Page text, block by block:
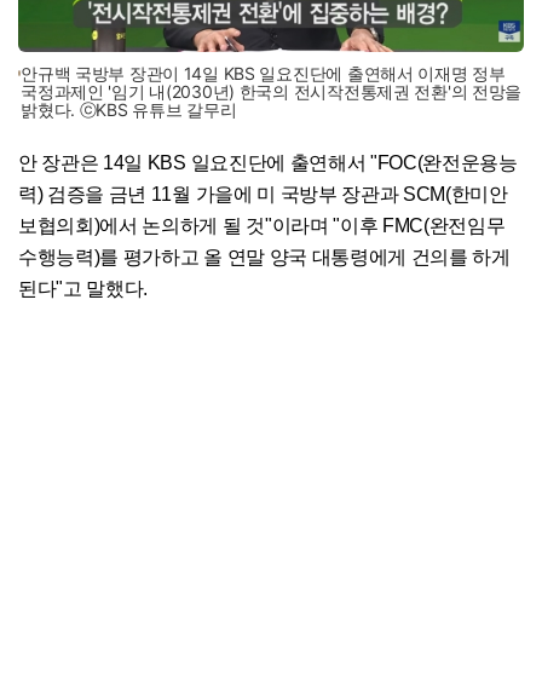
안규백 국방부 장관이 14일 KBS 일요진단에 출연해서 이재명 정부
국정과제인 '임기 내(2030년) 한국의 전시작전통제권 전환'의 전망을
밝혔다. ⓒKBS 유튜브 갈무리
안 장관은 14일 KBS 일요진단에 출연해서 "FOC(완전운용능
력) 검증을 금년 11월 가을에 미 국방부 장관과 SCM(한미안
보협의회)에서 논의하게 될 것"이라며 "이후 FMC(완전임무
수행능력)를 평가하고 올 연말 양국 대통령에게 건의를 하게
된다"고 말했다.